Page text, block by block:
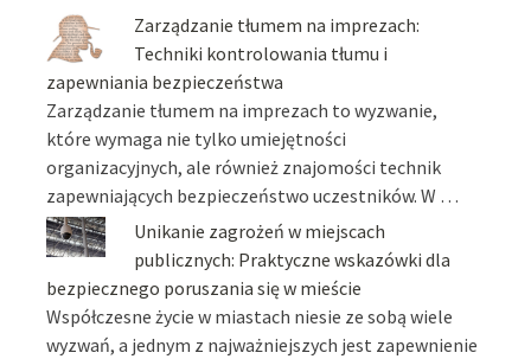
Zarządzanie tłumem na imprezach:
Techniki kontrolowania tłumu i
zapewniania bezpieczeństwa
Zarządzanie tłumem na imprezach to wyzwanie,
które wymaga nie tylko umiejętności
organizacyjnych, ale również znajomości technik
zapewniających bezpieczeństwo uczestników. W …
Unikanie zagrożeń w miejscach
publicznych: Praktyczne wskazówki dla
bezpiecznego poruszania się w mieście
Współczesne życie w miastach niesie ze sobą wiele
wyzwań, a jednym z najważniejszych jest zapewnienie